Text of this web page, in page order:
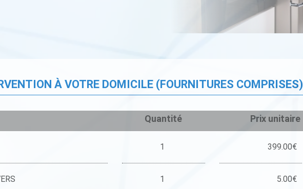
À VOTRE DOMICILE (FOURNITURES COMPRISES)
Quantité Prix unitaire
1 399.00€
1 5.00€